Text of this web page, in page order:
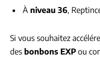
À niveau 36,
Si vous souhaitez
des bonbons EXP ou